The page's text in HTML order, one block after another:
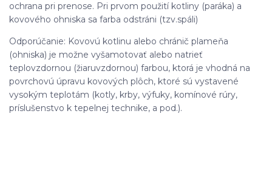
ochrana pri prenose. Pri prvom použití kotliny (paráka) a
kovového ohniska sa farba odstráni (tzv.spáli)
Odporúčanie: Kovovú kotlinu alebo chránič plameňa
(ohniska) je možne vyšamotovať alebo natrieť
teplovzdornou (žiaruvzdornou) farbou, ktorá je vhodná na
povrchovú úpravu kovových plôch, ktoré sú vystavené
vysokým teplotám (kotly, krby, výfuky, komínové rúry,
príslušenstvo k tepelnej technike, a pod.).